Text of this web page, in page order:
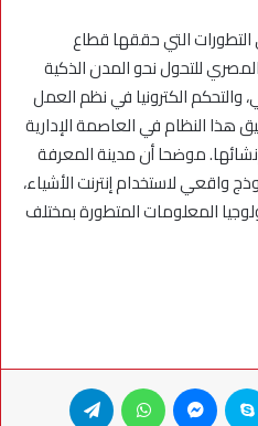
التي حققها قطاع
للتحول نحو المدن الذكية
والتحكم الكترونيا في نظم العمل
هذا النظام في العاصمة الإدارية
موضحا أن مدينة المعرفة
واقعي لاستخدام إنترنت الأشياء،
المعلومات المتطورة بمختلف
سكايب ماسنجر واتساب